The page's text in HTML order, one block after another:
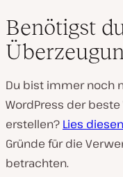
Benötigst
Du bist immer noch
WordPress der beste
erstellen? Lies
Gründe für die
betrachten.